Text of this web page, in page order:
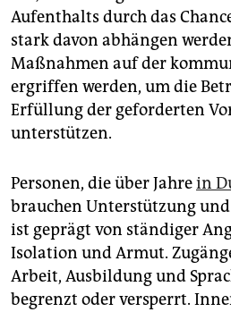
Aufenthalts durch das
stark davon abhängen
Maßnahmen auf der
ergriffen werden, um die
Erfüllung der geforderten
unterstützen.
Personen, die über Jahrein
brauchen Unterstützung und
ist geprägt von ständiger
Isolation und Armut.
Arbeit, Ausbildung und
begrenzt oder versperrt.